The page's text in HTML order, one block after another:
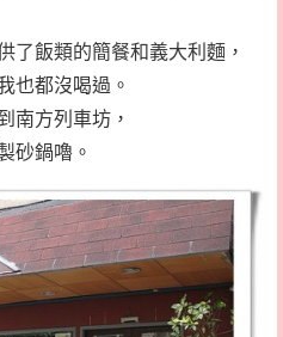
了飯類的簡餐和義大利麵，
也都沒喝過。
南方列車坊，
砂鍋嚕。